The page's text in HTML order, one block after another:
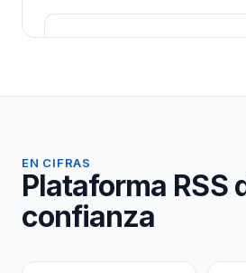
EN CIFRAS
Plataforma RSS
confianza